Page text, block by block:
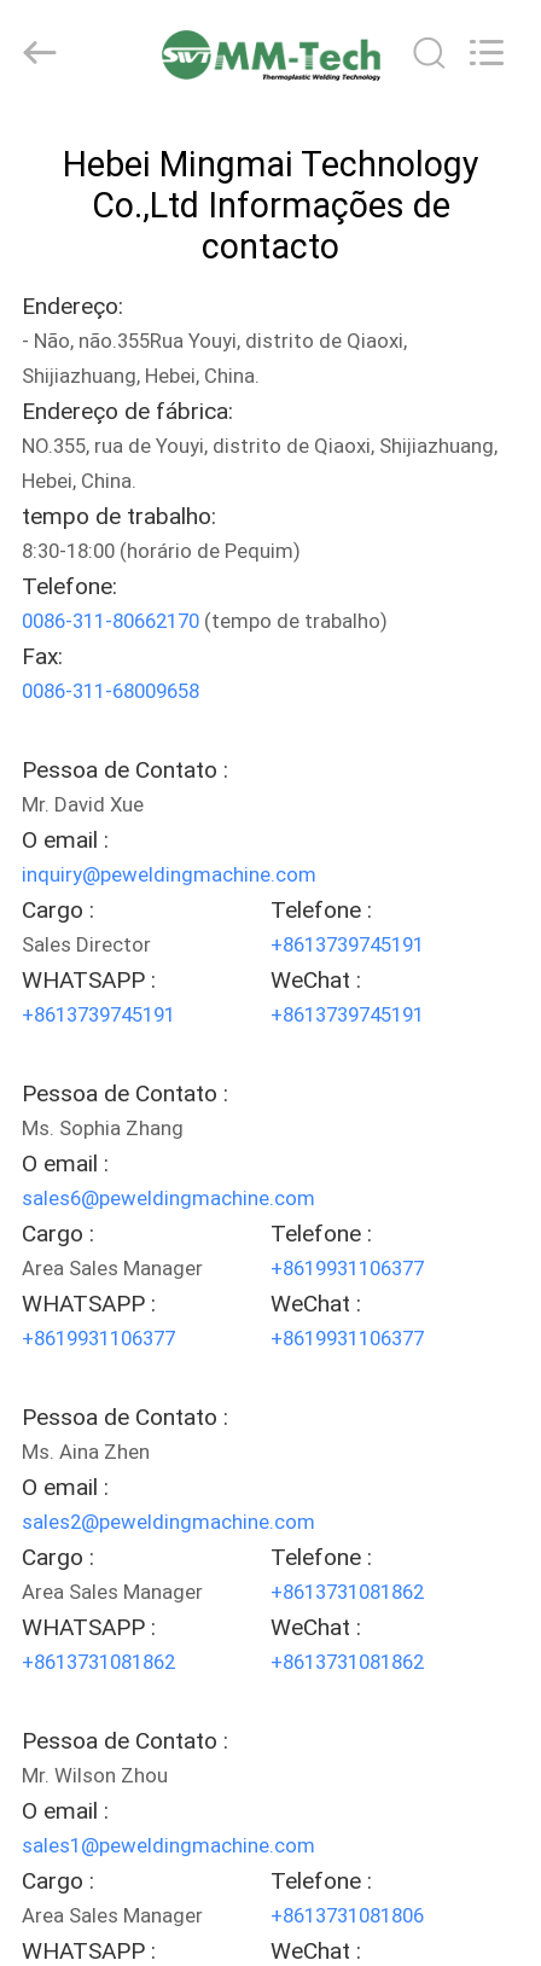
CASA
SOBRE
NÓS
VISITA
FÁBRICA
CONTROLE
DE
QUALIDADE
CONTACTE-
NOS
NOTÍCIAS
BLOGUE
SOLICITE
UMA
COTAÇÃO
MAPA
DO
SITE
PRIVACY
Hebei
Mingmai
Hebei Mingmai Technology
Co.,Ltd Informações de
contacto
Endereço:
- Não, não.355Rua Youyi, distrito de Qiaoxi,
Shijiazhuang, Hebei, China.
Endereço de fábrica:
NO.355, rua de Youyi, distrito de Qiaoxi, Shijiazhuang,
Hebei, China.
tempo de trabalho:
8:30-18:00 (horário de Pequim)
Telefone:
0086-311-80662170(tempo de trabalho)
Fax:
0086-311-68009658
Pessoa de Contato :
Mr. David Xue
O email :
inquiry@peweldingmachine.com
Cargo :
Sales Director
Telefone :
+8613739745191
WHATSAPP :
+8613739745191
WeChat :
+8613739745191
Pessoa de Contato :
Ms. Sophia Zhang
O email :
sales6@peweldingmachine.com
Cargo :
Area Sales Manager
Telefone :
+8619931106377
WHATSAPP :
+8619931106377
WeChat :
+8619931106377
Pessoa de Contato :
Ms. Aina Zhen
O email :
sales2@peweldingmachine.com
Cargo :
Area Sales Manager
Telefone :
+8613731081862
WHATSAPP :
+8613731081862
WeChat :
+8613731081862
Pessoa de Contato :
Mr. Wilson Zhou
O email :
sales1@peweldingmachine.com
Cargo :
Area Sales Manager
Telefone :
+8613731081806
WHATSAPP : WeChat :